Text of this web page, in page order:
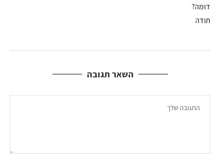
דומה?
תודה
השאר תגובה